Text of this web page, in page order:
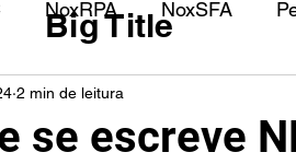
NoxRPA NoxSFA
se escreve
2 min de leitura
Big Title